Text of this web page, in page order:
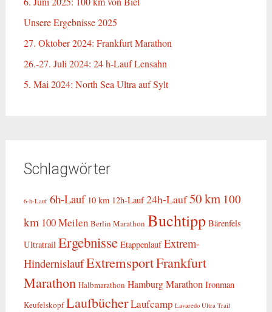
Unsere Ergebnisse 2025
27. Oktober 2024: Frankfurt Marathon
26.-27. Juli 2024: 24 h-Lauf Lensahn
5. Mai 2024: North Sea Ultra auf Sylt
Schlagwörter
6-h-Lauf 6h-Lauf 10 km 12h-Lauf 24h-Lauf50 km 100
km 100 Meilen Berlin Marathon Buchtipp Bärenfels
Ultratrail Ergebnisse Etappenlauf Extrem-
HindernislaufExtremsportFrankfurt
Marathon Halbmarathon Hamburg Marathon Ironman
Keufelskopf LaufbücherLaufcamp Lavaredo Ultra Trail